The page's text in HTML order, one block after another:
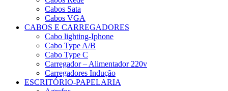
Cabos Sata
Cabos VGA
CABOS E CARREGADORES
Cabo lighting-Iphone
Cabo Type A/B
Cabo Type C
Carregador – Alimentador 220v
Carregadores Indução
ESCRITÓRIO-PAPELARIA